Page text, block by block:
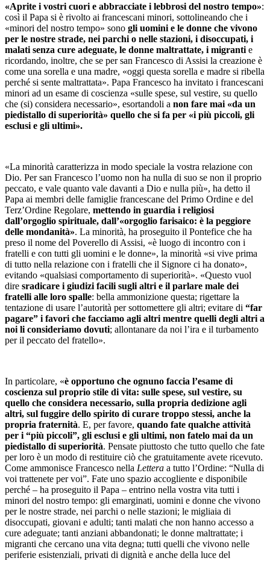
«Aprite i vostri cuori e abbracciate i lebbrosi del nostro tempo»:
così il Papa si è rivolto ai francescani minori, sottolineando che i
«minori del nostro tempo» sono gli uomini e le donne che vivono
per le nostre strade, nei parchi o nelle stazioni, i disoccupati, i
malati senza cure adeguate, le donne maltrattate, i migranti e
ricordando, inoltre, che se per san Francesco di Assisi la creazione è
come una sorella e una madre, «oggi questa sorella e madre si ribella
perché si sente maltrattata». Papa Francesco ha invitato i francescani
minori ad un esame di coscienza «sulle spese, sul vestire, su quello
che (si) considera necessario», esortandoli a non fare mai «da un
piedistallo di superiorità» quello che si fa per «i più piccoli, gli
esclusi e gli ultimi».
«La minorità caratterizza in modo speciale la vostra relazione con
Dio. Per san Francesco l’uomo non ha nulla di suo se non il proprio
peccato, e vale quanto vale davanti a Dio e nulla più», ha detto il
Papa ai membri delle famiglie francescane del Primo Ordine e del
Terz’Ordine Regolare, mettendo in guardia i religiosi
dall’orgoglio spirituale, dall’«orgoglio farisaico: è la peggiore
delle mondanità». La minorità, ha proseguito il Pontefice che ha
preso il nome del Poverello di Assisi, «è luogo di incontro con i
fratelli e con tutti gli uomini e le donne», la minorità «si vive prima
di tutto nella relazione con i fratelli che il Signore ci ha donato»,
evitando «qualsiasi comportamento di superiorità». «Questo vuol
dire sradicare i giudizi facili sugli altri e il parlare male dei
fratelli alle loro spalle: bella ammonizione questa; rigettare la
tentazione di usare l’autorità per sottomettere gli altri; evitare di “far
pagare” i favori che facciamo agli altri mentre quelli degli altri a
noi li consideriamo dovuti; allontanare da noi l’ira e il turbamento
per il peccato del fratello».
In particolare, «è opportuno che ognuno faccia l’esame di
coscienza sul proprio stile di vita: sulle spese, sul vestire, su
quello che considera necessario, sulla propria dedizione agli
altri, sul fuggire dello spirito di curare troppo stessi, anche la
propria fraternità. E, per favore, quando fate qualche attività
per i “più piccoli”, gli esclusi e gli ultimi, non fatelo mai da un
piedistallo di superiorità. Pensate piuttosto che tutto quello che fate
per loro è un modo di restituire ciò che gratuitamente avete ricevuto.
Come ammonisce Francesco nella Lettera a tutto l’Ordine: “Nulla di
voi trattenete per voi”. Fate uno spazio accogliente e disponibile
perché – ha proseguito il Papa – entrino nella vostra vita tutti i
minori del nostro tempo: gli emarginati, uomini e donne che vivono
per le nostre strade, nei parchi o nelle stazioni; le migliaia di
disoccupati, giovani e adulti; tanti malati che non hanno accesso a
cure adeguate; tanti anziani abbandonati; le donne maltrattate; i
migranti che cercano una vita degna; tutti quelli che vivono nelle
periferie esistenziali, privati di dignità e anche della luce del